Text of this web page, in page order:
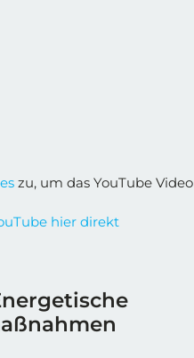
zu, um das YouTube Video
hier direkt